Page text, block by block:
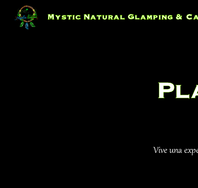
Skip
content
Mystic Natural Glamping &
Vive una